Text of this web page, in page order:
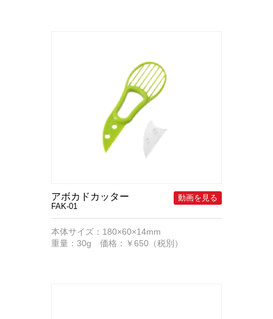
アボカドカッター
FAK-01
本体サイズ：180×60×14mm
重量：30g 価格：￥650（税別）